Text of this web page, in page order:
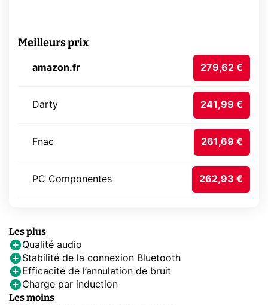
Meilleurs prix
amazon.fr 279,62 €
Darty 241,99 €
Fnac 261,69 €
PC Componentes 262,93 €
Les plus
Qualité audio
Stabilité de la connexion Bluetooth
Efficacité de l’annulation de bruit
Charge par induction
Les moins